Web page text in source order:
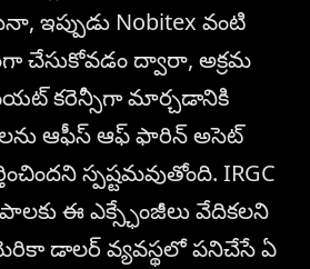
ఇప్పుడు Nobitex వంటి
చేసుకోవడం ద్వారా, అక్రమ
కరెన్సీగా మార్చడానికి
ఆఫీస్ ఆఫ్ ఫారిన్ అసెట్
స్పష్టమవుతోంది. IRGC
ఈ ఎక్స్ఛేంజీలు వేదికలని
డాలర్ వ్యవస్థలో పనిచేసే ఏ